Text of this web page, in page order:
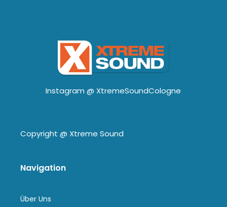
Instagram @ XtremeSoundCologne
Copyright @ Xtreme Sound
Navigation
Über Uns